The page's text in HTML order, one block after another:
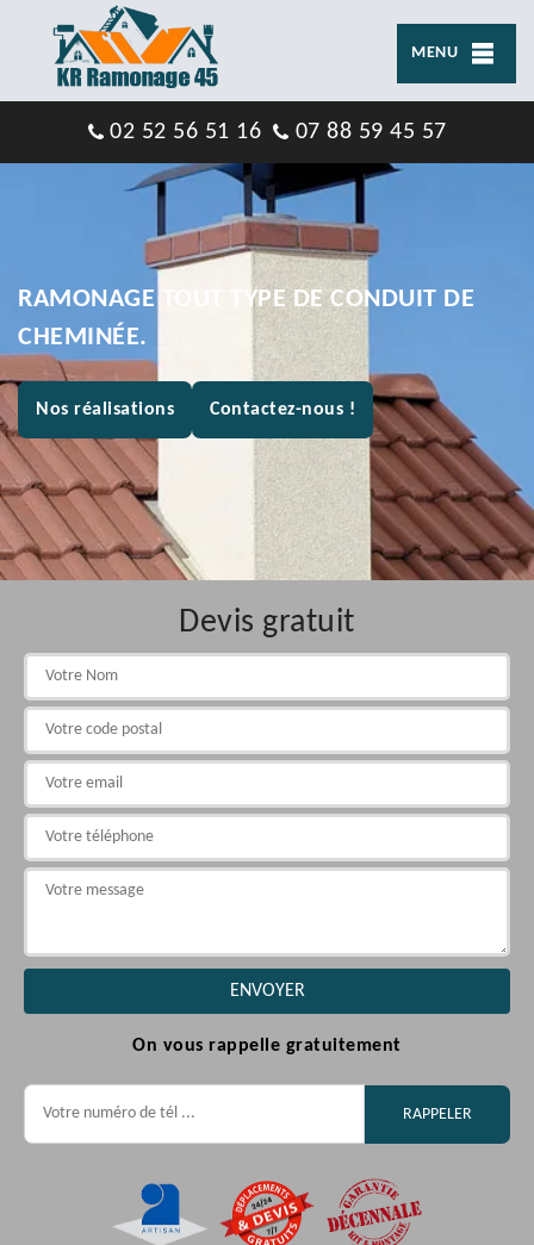
MENU
02 52 56 51 16 07 88 59 45 57
RAMONAGE TOUT TYPE DE CONDUIT DE
CHEMINÉE.
Nos réalisations Contactez-nous !
Devis gratuit
On vous rappelle gratuitement